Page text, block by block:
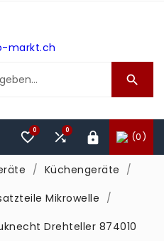

(0)

0
0
Küchengeräte
Mikrowelle
Drehteller 874010